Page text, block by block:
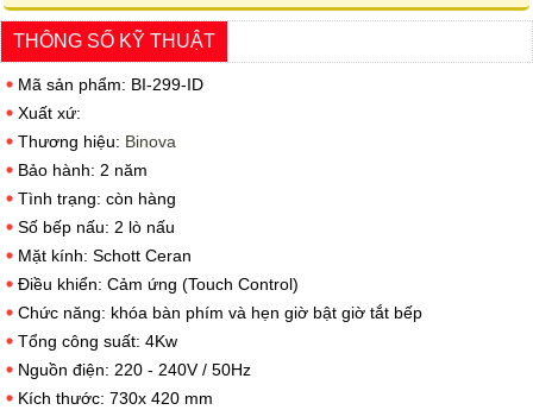
THÔNG SỐ KỸ THUẬT
Mã sản phẩm: BI-299-ID
Xuất xứ:
Thương hiệu: Binova
Bảo hành: 2 năm
Tình trạng: còn hàng
Số bếp nấu: 2 lò nấu
Mặt kính: Schott Ceran
Điều khiển: Cảm ứng (Touch Control)
Chức năng: khóa bàn phím và hẹn giờ bật giờ tắt bếp
Tổng công suất: 4Kw
Nguồn điện: 220 - 240V / 50Hz
Kích thước: 730x 420 mm